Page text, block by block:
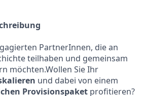
PartnerInnen, die an
teilhaben und gemeinsam
möchten.Wollen Sie Ihr
und dabei von einem
Provisionspaket profitieren?